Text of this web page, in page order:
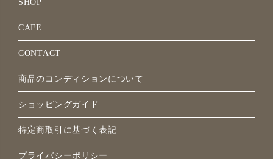
SHOP
CAFE
CONTACT
商品のコンディションについて
ショッピングガイド
特定商取引に基づく表記
プライバシーポリシー